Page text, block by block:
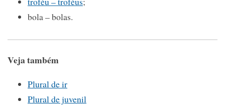
bola – bolas.
Veja também
Plural de ir
Plural de juvenil